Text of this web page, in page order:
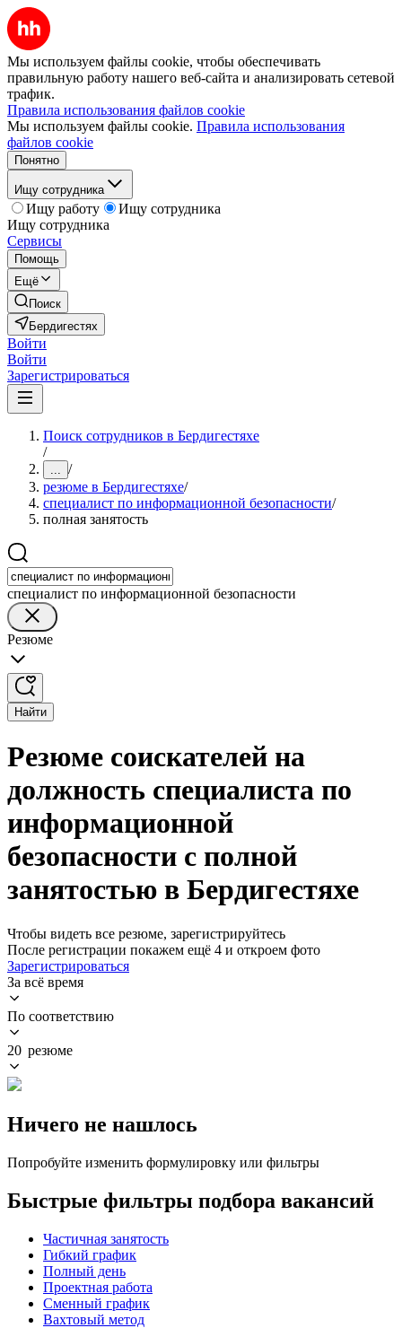
Мы используем файлы cookie, чтобы обеспечивать
правильную работу нашего веб-сайта и анализировать сетевой
трафик.
Правила использования файлов cookie
Мы используем файлы cookie. Правила использования
файлов cookie
Понятно
Ищу сотрудника
Ищу работу
Ищу сотрудника
Ищу сотрудника
Сервисы
Помощь
Ещё
Поиск
Бердигестях
Войти
Войти
Зарегистрироваться
Поиск сотрудников в Бердигестяхе
/
... /
резюме в Бердигестяхе/
специалист по информационной безопасности/
полная занятость
специалист по информационной безопасности
Резюме
Найти
Резюме соискателей на
должность специалиста по
информационной
безопасности с полной
занятостью в Бердигестяхе
Чтобы видеть все резюме, зарегистрируйтесь
После регистрации покажем ещё 4 и откроем фото
Зарегистрироваться
За всё время
По соответствию
20 резюме
Ничего не нашлось
Попробуйте изменить формулировку или фильтры
Быстрые фильтры подбора вакансий
Частичная занятость
Гибкий график
Полный день
Проектная работа
Сменный график
Вахтовый метод